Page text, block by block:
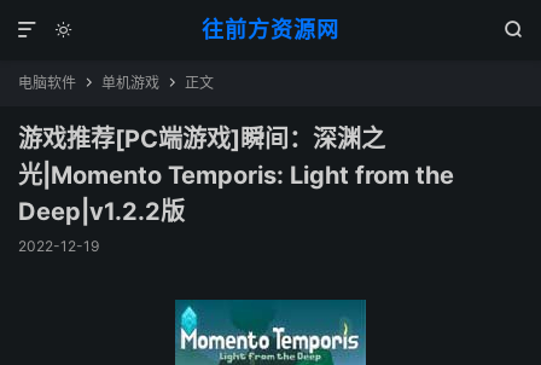
往前方资源网
 

电脑软件  单机游戏  正文
游戏推荐[PC端游戏]瞬间：深渊之
光|Momento Temporis: Light from the
Deep|v1.2.2版
2022-12-19